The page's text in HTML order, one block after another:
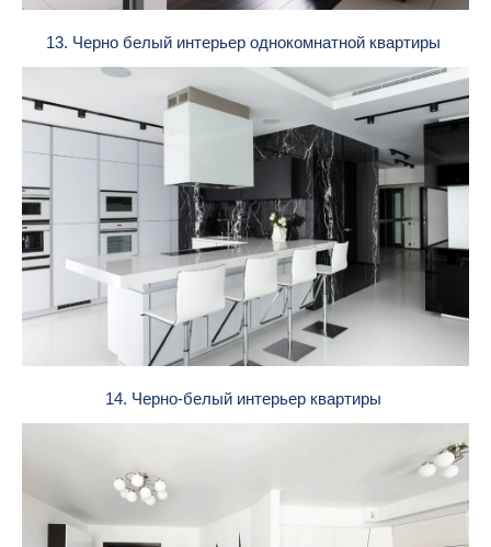
13. Черно белый интерьер однокомнатной квартиры
14. Черно-белый интерьер квартиры